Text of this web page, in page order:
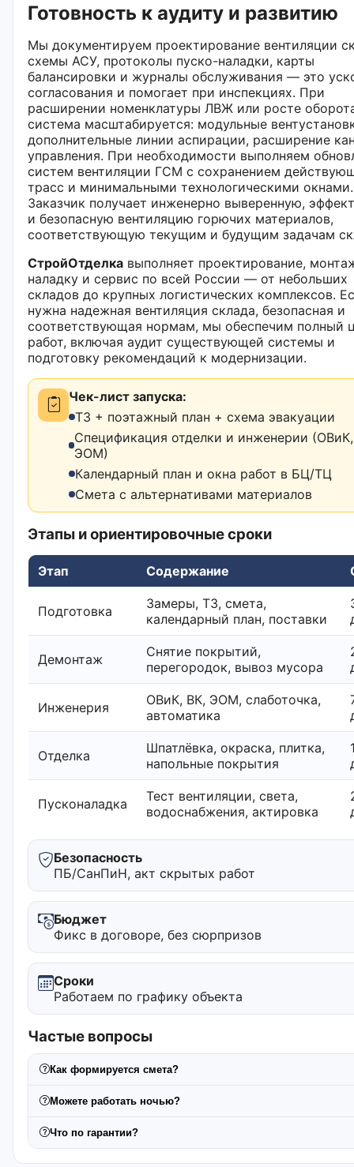
Готовность к аудиту и развитию
Мы документируем проектирование вентиляции
схемы АСУ, протоколы пуско-наладки, карты
балансировки и журналы обслуживания — это
согласования и помогает при инспекциях. При
расширении номенклатуры ЛВЖ или росте
система масштабируется: модульные
дополнительные линии аспирации, расширение
управления. При необходимости выполняем
систем вентиляции ГСМ с сохранением
трасс и минимальными технологическими окнами.
Заказчик получает инженерно выверенную,
и безопасную вентиляцию горючих материалов,
соответствующую текущим и будущим задачам
СтройОтделка выполняет проектирование,
наладку и сервис по всей России — от небольших
складов до крупных логистических комплексов.
нужна надежная вентиляция склада, безопасная и
соответствующая нормам, мы обеспечим полный
работ, включая аудит существующей системы и
подготовку рекомендаций к модернизации.
Чек-лист запуска:
ТЗ + поэтажный план + схема эвакуации
Спецификация отделки и инженерии
ЭОМ)
Календарный план и окна работ в БЦ/ТЦ
Смета с альтернативами материалов
Этапы и ориентировочные сроки
Этап Содержание
Подготовка
Замеры, ТЗ, смета,
календарный план, поставки
Демонтаж
Снятие покрытий,
перегородок, вывоз мусора
Инженерия
ОВиК, ВК, ЭОМ, слаботочка,
автоматика
Отделка
Шпатлёвка, окраска, плитка,
напольные покрытия
Пусконаладка
Тест вентиляции, света,
водоснабжения, актировка
Безопасность
ПБ/СанПиН, акт скрытых работ
Бюджет
Фикс в договоре, без сюрпризов
Сроки
Работаем по графику объекта
Частые вопросы
Как формируется смета?
Можете работать ночью?
Что по гарантии?